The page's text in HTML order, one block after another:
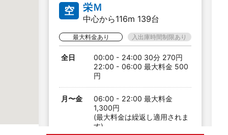
空 栄Ｍ
中心から116m 139台
最大料金あり 入出庫時間制限あり
全日
00:00 - 24:00 30分 270円
22:00 - 06:00 最大料金 500
円
月〜金
06:00 - 22:00 最大料金
1,300円
(最大料金は繰返し適用されま
す)